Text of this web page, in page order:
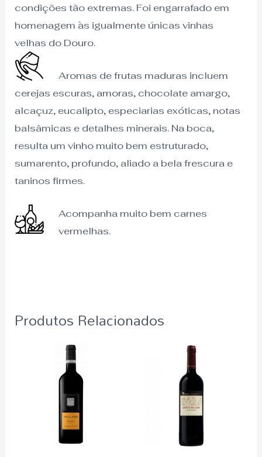
condições tão extremas. Foi engarrafado em
homenagem às igualmente únicas vinhas
velhas do Douro.
Aromas de frutas maduras incluem
cerejas escuras, amoras, chocolate amargo,
alcaçuz, eucalipto, especiarias exóticas, notas
balsâmicas e detalhes minerais. Na boca,
resulta um vinho muito bem estruturado,
sumarento, profundo, aliado a bela frescura e
taninos firmes.
Acompanha muito bem carnes
vermelhas.
Produtos Relacionados